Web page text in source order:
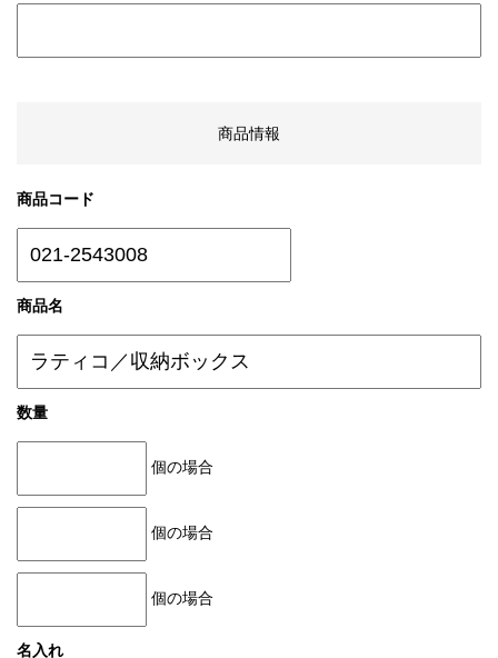
商品情報
商品コード
商品名
数量
個の場合
個の場合
個の場合
名入れ